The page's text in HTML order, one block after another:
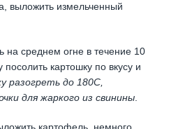
выложить измельченный
на среднем огне в течение 10
посолить картошку по вкусу и
разогреть до 180С,
для жаркого из свинины
картофель, немного